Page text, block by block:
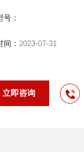
气封。
号：
间： 2023-07-31
立即咨询